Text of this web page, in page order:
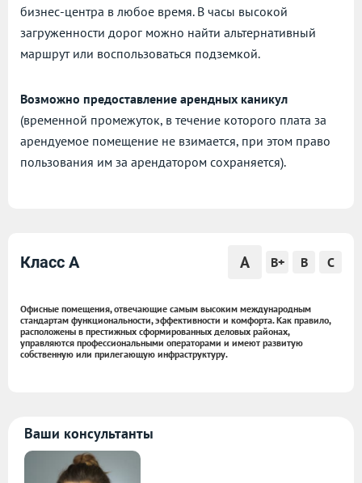
бизнес-центра в любое время. В часы высокой
загруженности дорог можно найти альтернативный
маршрут или воспользоваться подземкой.
Возможно предоставление арендных каникул
(временной промежуток, в течение которого плата за
арендуемое помещение не взимается, при этом право
пользования им за арендатором сохраняется).
Класс A A B+ B C
Офисные помещения, отвечающие самым высоким международным
стандартам функциональности, эффективности и комфорта. Как правило,
расположены в престижных сформированных деловых районах,
управляются профессиональными операторами и имеют развитую
собственную или прилегающую инфраструктуру.
Ваши консультанты